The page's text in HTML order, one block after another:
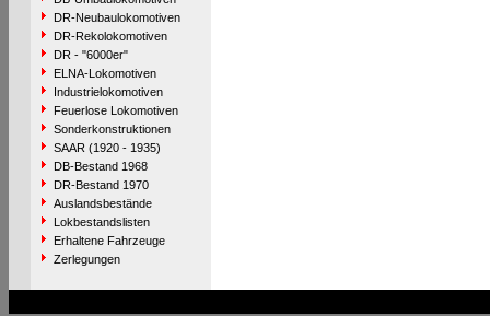
DR-Neubaulokomotiven
DR-Rekolokomotiven
DR - "6000er"
ELNA-Lokomotiven
Industrielokomotiven
Feuerlose Lokomotiven
Sonderkonstruktionen
SAAR (1920 - 1935)
DB-Bestand 1968
DR-Bestand 1970
Auslandsbestände
Lokbestandslisten
Erhaltene Fahrzeuge
Zerlegungen